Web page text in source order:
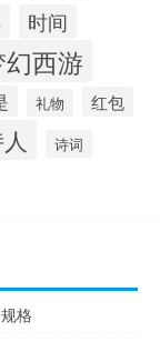
时间
幻西游
礼物 红包
诗词
格